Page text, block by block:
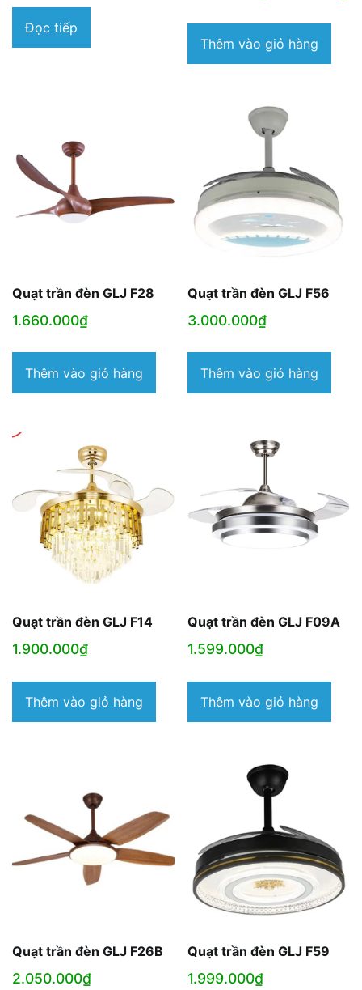
Đọc tiếp
là:
2.450.000₫.
Thêm vào giỏ hàng
Quạt trần đèn GLJ F28
1.660.000₫
Thêm vào giỏ hàng
Quạt trần đèn GLJ F56
3.000.000₫
Thêm vào giỏ hàng
Quạt trần đèn GLJ F14
1.900.000₫
Thêm vào giỏ hàng
Quạt trần đèn GLJ F09A
1.599.000₫
Thêm vào giỏ hàng
Quạt trần đèn GLJ F26B
2.050.000₫
Quạt trần đèn GLJ F59
1.999.000₫